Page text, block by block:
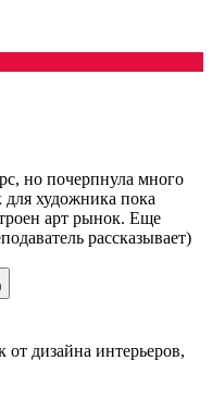
но почерпнула много
художника пока
арт рынок. Еще
рассказывает)
от дизайна интерьеров,